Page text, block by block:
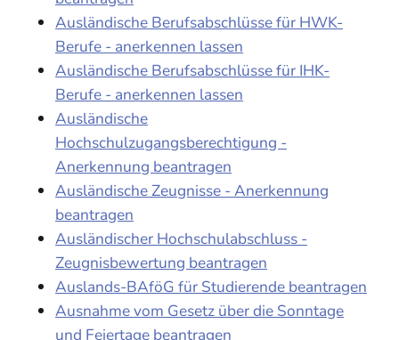
Ausländische Berufsabschlüsse für HWK-
Berufe - anerkennen lassen
Ausländische Berufsabschlüsse für IHK-
Berufe - anerkennen lassen
Ausländische
Hochschulzugangsberechtigung -
Anerkennung beantragen
Ausländische Zeugnisse - Anerkennung
beantragen
Ausländischer Hochschulabschluss -
Zeugnisbewertung beantragen
Auslands-BAföG für Studierende beantragen
Ausnahme vom Gesetz über die Sonntage
und Feiertage beantragen